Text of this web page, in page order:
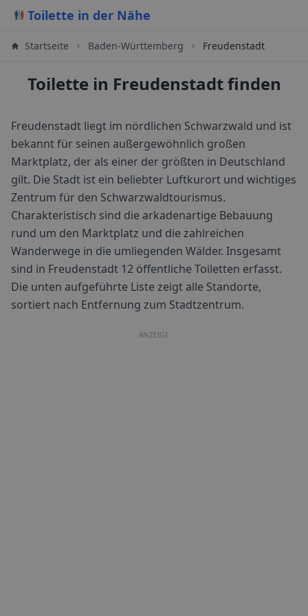
Toilette in der Nähe
Startseite Baden-Württemberg Freudenstadt
Toilette in Freudenstadt finden
Freudenstadt liegt im nördlichen Schwarzwald und ist
bekannt für seinen außergewöhnlich großen
Marktplatz, der als einer der größten in Deutschland
gilt. Die Stadt ist ein beliebter Luftkurort und wichtiges
Zentrum für den Schwarzwaldtourismus.
Charakteristisch sind die arkadenartige Bebauung
rund um den Marktplatz und die zahlreichen
Wanderwege in die umliegenden Wälder. Insgesamt
sind in Freudenstadt 12 öffentliche Toiletten erfasst.
Die unten aufgeführte Liste zeigt alle Standorte,
sortiert nach Entfernung zum Stadtzentrum.
ANZEIGE